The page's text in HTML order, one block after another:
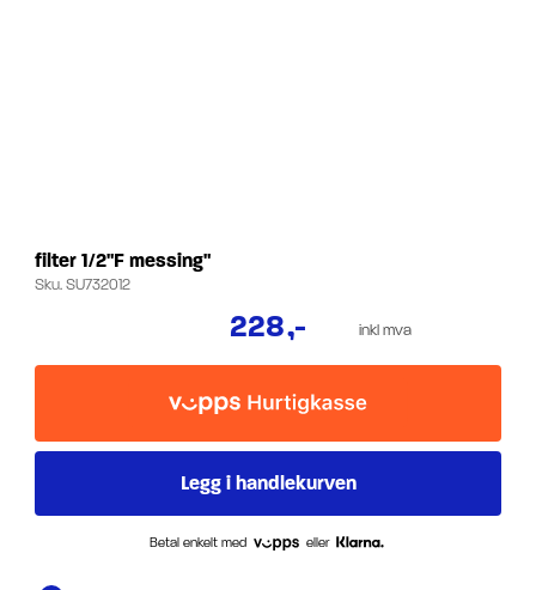
filter 1/2"F messing"
Sku.SU732012
228,- inkl mva
Betal enkelt med eller